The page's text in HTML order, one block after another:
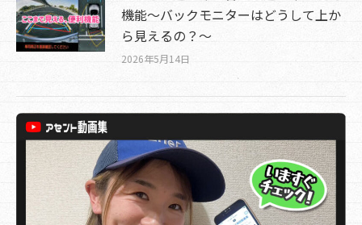
機能～バックモニターはどうして上か
ら見えるの？～
2026年5月14日